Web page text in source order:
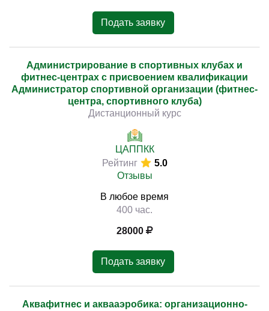
Подать заявку
Администрирование в спортивных клубах и
фитнес-центрах с присвоением квалификации
Администратор спортивной организации (фитнес-
центра, спортивного клуба)
Дистанционный курс
ЦАППКК
Рейтинг
5.0
Отзывы
В любое время
400 час.
28000
Подать заявку
Аквафитнес и аквааэробика: организационно-